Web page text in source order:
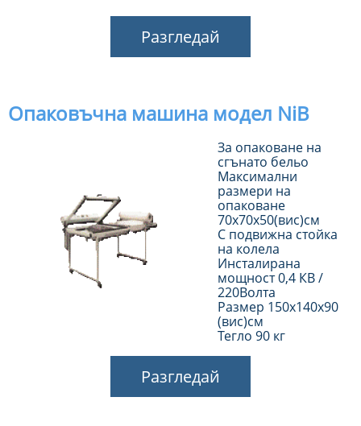
Разгледай
Опаковъчна машина модел NiB
За опаковане на
сгънато бельо
Максимални
размери на
опаковане
70х70х50(вис)см
С подвижна стойка
на колела
Инсталирана
мощност 0,4 КВ /
220Волта
Размер 150х140х90
(вис)см
Тегло 90 кг
Разгледай